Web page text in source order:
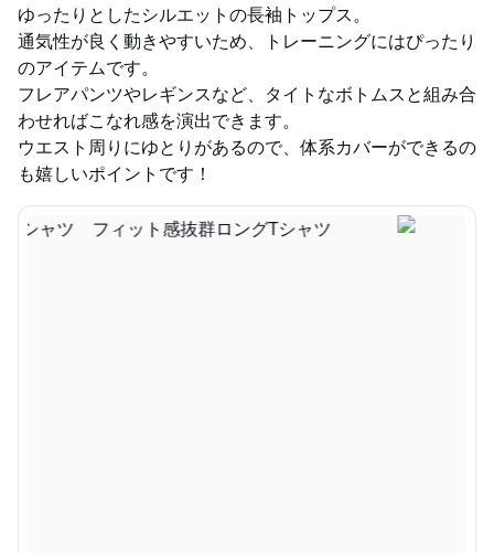
ゆったりとしたシルエットの長袖トップス。
通気性が良く動きやすいため、トレーニングにはぴったり
のアイテムです。
フレアパンツやレギンスなど、タイトなボトムスと組み合
わせればこなれ感を演出できます。
ウエスト周りにゆとりがあるので、体系カバーができるの
も嬉しいポイントです！